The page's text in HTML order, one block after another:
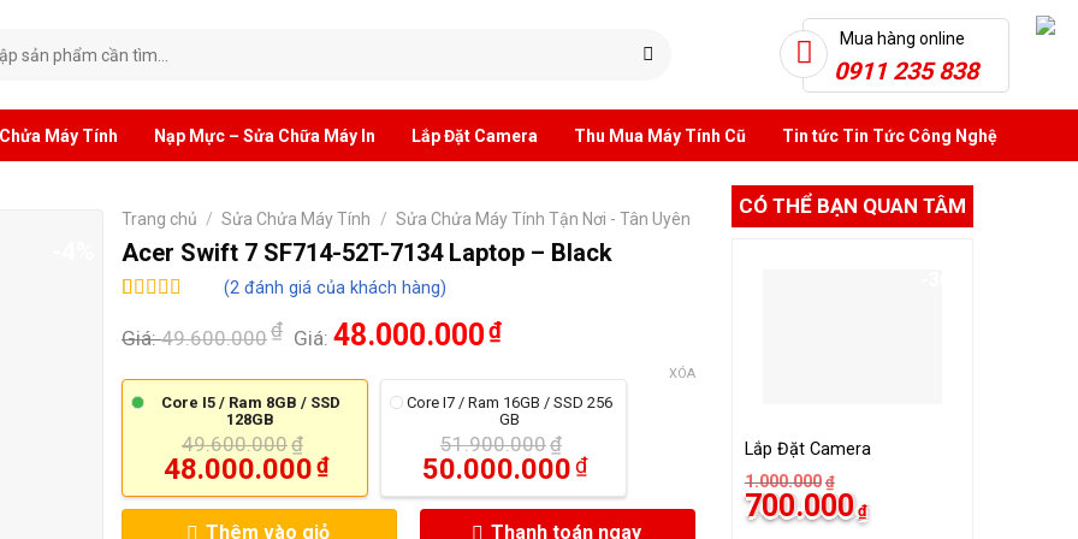
Mua hàng online
0911 235 838
Máy Tính Nạp Mực – Sửa Chữa Máy In Lắp Đặt Camera Thu Mua Máy Tính Cũ Tin tức Tin Tức Công Nghệ
CÓ THỂ BẠN QUAN TÂM
Lắp Đặt Camera
1.000.000 ₫
Giá
gốc
700.000 ₫hiện
tại
Trang chủ / Sửa Chửa Máy Tính / Sửa Chửa Máy Tính Tận Nơi - Tân Uyên
Acer Swift 7 SF714-52T-7134 Laptop – Black
dựa trên
(2đánh giá của khách hàng)
Giá:49.600.000₫ Giá:48.000.000₫
Core I5 / Ram 8GB / SSD
128GB
49.600.000₫
Giá
gốc
là:
49.600.000₫.
48.000.000₫
Giá
hiện
tại
Core I7 / Ram 16GB / SSD 256
GB
51.900.000₫
Giá
gốc
là:
51.900.000₫.
50.000.000₫
Giá
hiện
tại
XÓA
Thêm vào giỏ Thanh toán ngay